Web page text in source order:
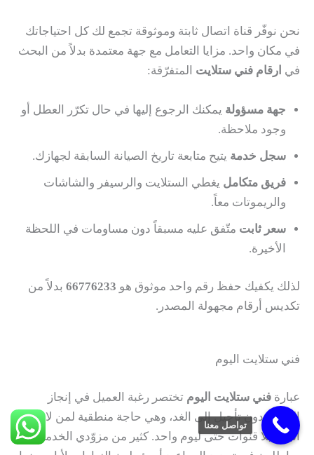
نحن نوفّر قناة اتصال ثابتة وموثوقة تجمع لك كل احتياجاتك
في مكان واحد. مزايا التعامل مع جهة معتمدة بدلاً من البحث
في ارقام فني ستلايت المتفرّقة:
جهة مسؤولة يمكنك الرجوع إليها في حال تكرّر العطل أو
وجود ملاحظة.
سجل خدمة يتيح متابعة تاريخ الصيانة السابقة لجهازك.
فريق متكامل يغطي الستلايت والرسيفر والشاشات
والريموتات معاً.
سعر ثابت متّفق عليه مسبقاً دون مساومات في اللحظة
الأخيرة.
لذلك يكفيك حفظ رقم واحد موثوق هو 66776233 بدلاً من
تكديس أرقام مجهولة المصدر.
فني ستلايت اليوم
عبارة فني ستلايت اليوم تختصر رغبة العميل في إنجاز
الخدمة دون تأجيل إلى الغد، وهي حاجة منطقية لمن لا يطيق
البقاء بلا قنوات حتى ليوم واحد. كثير من مزوّدي الخدمة
تواصل معنا